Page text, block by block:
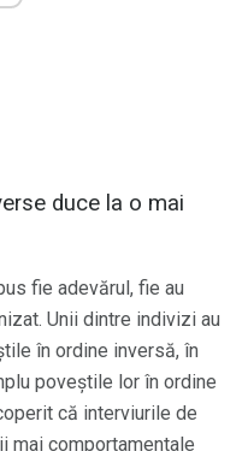
duce la o mai
fie adevărul, fie au
Unii dintre indivizi au
în ordine inversă, în
poveștile lor în ordine
că interviurile de
mai comportamentale